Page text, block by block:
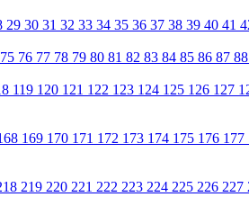
29 30 31 32 33 34 35 36 37 38 39 40 41
75 76 77 78 79 80 81 82 83 84 85 86 87 88
119 120 121 122 123 124 125 126 127
169 170 171 172 173 174 175 176 177
219 220 221 222 223 224 225 226 227